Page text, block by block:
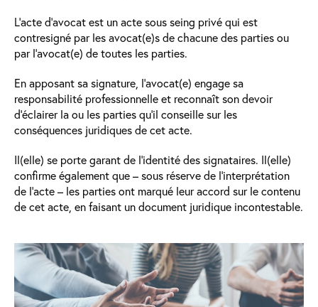
L’acte d’avocat est un acte sous seing privé qui est
contresigné par les avocat(e)s de chacune des parties ou
par l’avocat(e) de toutes les parties.
En apposant sa signature, l’avocat(e) engage sa
responsabilité professionnelle et reconnaît son devoir
d’éclairer la ou les parties qu’il conseille sur les
conséquences juridiques de cet acte.
Il(elle) se porte garant de l’identité des signataires. Il(elle)
confirme également que – sous réserve de l’interprétation
de l’acte – les parties ont marqué leur accord sur le contenu
de cet acte, en faisant un document juridique incontestable.